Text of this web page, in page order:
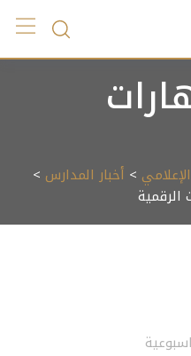
> أخبار المدارس >
الرقمية